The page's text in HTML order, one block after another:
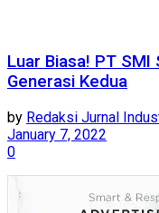
Luar Biasa! PT
Generasi Kedua
by Redaksi Jurnal
January 7, 2022
0